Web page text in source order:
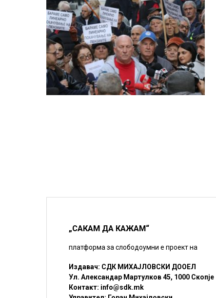
„САКАМ ДА КАЖАМ“
платформа за слободоумни е проект на
Издавач: СДК МИХАЈЛОВСКИ ДООЕЛ
Ул. Александар Мартулков 45, 1000 Скопје
Контакт: info@sdk.mk